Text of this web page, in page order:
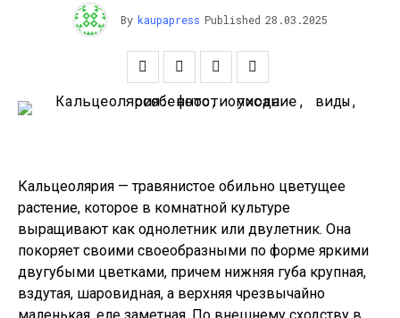
By kaupapress Published 28.03.2025
Кальцеолярия — травянистое обильно цветущее
растение, которое в комнатной культуре
выращивают как однолетник или двулетник. Она
покоряет своими своеобразными по форме яркими
двугубыми цветками, причем нижняя губа крупная,
вздутая, шаровидная, а верхняя чрезвычайно